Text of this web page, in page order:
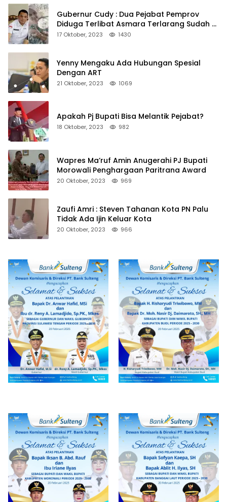
Gubernur Cudy : Dua Pejabat Pemprov
Diduga Terlibat Asmara Terlarang Sudah di
Non Job
17 Oktober, 2023 1430
Yenny Mengaku Ada Hubungan Spesial
Dengan ART
21 Oktober, 2023 1069
Apakah Pj Bupati Bisa Melantik Pejabat?
18 Oktober, 2023 982
Wapres Ma’ruf Amin Anugerahi PJ Bupati
Morowali Penghargaan Paritrana Award
20 Oktober, 2023 969
Zaufi Amri : Steven Tahanan Kota PN Palu
Tidak Ada Ijin Keluar Kota
20 Oktober, 2023 966